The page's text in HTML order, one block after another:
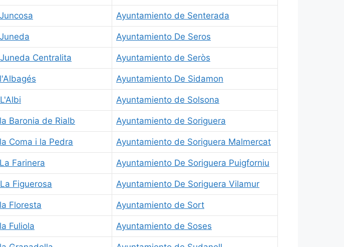
Ayuntamiento de Senterada
Ayuntamiento De Seros
Centralita Ayuntamiento de Seròs
Ayuntamiento De Sidamon
Ayuntamiento de Solsona
Baronia de Rialb Ayuntamiento de Soriguera
Coma i la Pedra Ayuntamiento de Soriguera Malmercat
Farinera Ayuntamiento De Soriguera Puigforniu
Figuerosa Ayuntamiento De Soriguera Vilamur
Floresta Ayuntamiento de Sort
Fuliola Ayuntamiento de Soses